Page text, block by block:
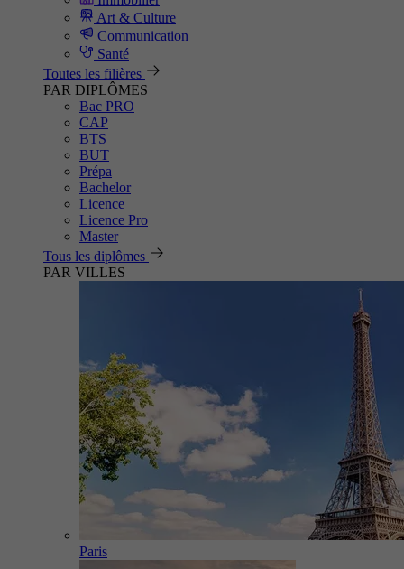
Art & Culture
Communication
Santé
Toutes les filières
PAR DIPLÔMES
Bac PRO
CAP
BTS
BUT
Prépa
Bachelor
Licence
Licence Pro
Master
Tous les diplômes
PAR VILLES
Paris